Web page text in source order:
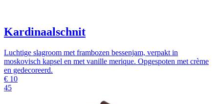
Kardinaalschnit
Luchtige slagroom met frambozen bessenjam, verpakt in
moskovisch kapsel en met vanille merique. Opgespoten met crème
en gedecoreerd.
€ 10
45